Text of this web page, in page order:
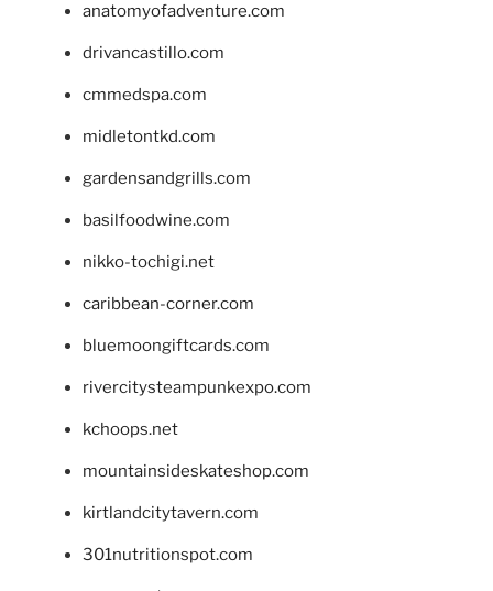
anatomyofadventure.com
drivancastillo.com
cmmedspa.com
midletontkd.com
gardensandgrills.com
basilfoodwine.com
nikko-tochigi.net
caribbean-corner.com
bluemoongiftcards.com
rivercitysteampunkexpo.com
kchoops.net
mountainsideskateshop.com
kirtlandcitytavern.com
301nutritionspot.com